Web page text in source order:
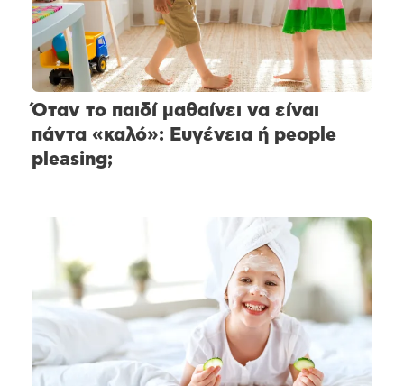
Όταν το παιδί μαθαίνει να είναι
πάντα «καλό»: Ευγένεια ή people
pleasing;